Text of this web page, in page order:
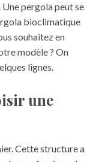
Une pergola peut se
bioclimatique
souhaitez en
modèle ? On
lignes.
une
Cette structure a